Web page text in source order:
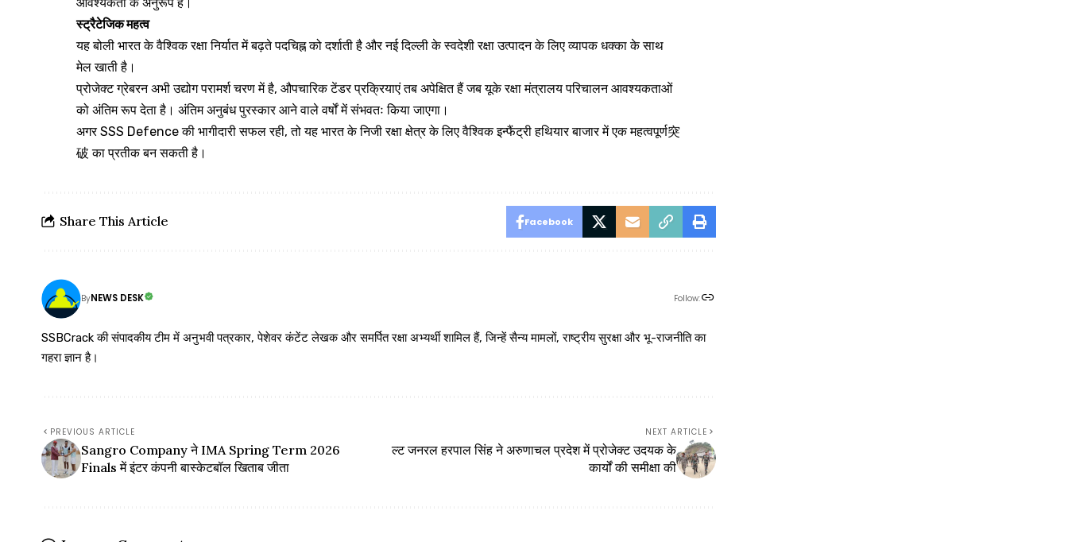
स्ट्रैटेजिक महत्व
यह बोली भारत के वैश्विक रक्षा निर्यात में बढ़ते पदचिह्न को दर्शाती है और नई दिल्ली के स्वदेशी रक्षा उत्पादन के लिए व्यापक धक्का के साथ
मेल खाती है।
प्रोजेक्ट ग्रेबरन अभी उद्योग परामर्श चरण में है, औपचारिक टेंडर प्रक्रियाएं तब अपेक्षित हैं जब यूके रक्षा मंत्रालय परिचालन आवश्यकताओं
को अंतिम रूप देता है। अंतिम अनुबंध पुरस्कार आने वाले वर्षों में संभवतः किया जाएगा।
अगर SSS Defence की भागीदारी सफल रही, तो यह भारत के निजी रक्षा क्षेत्र के लिए वैश्विक इन्फैंट्री हथियार बाजार में एक महत्वपूर्ण突
破 का प्रतीक बन सकती है।
Share This Article Facebook
ByNEWS DESK Follow:
SSBCrack की संपादकीय टीम में अनुभवी पत्रकार, पेशेवर कंटेंट लेखक और समर्पित रक्षा अभ्यर्थी शामिल हैं, जिन्हें सैन्य मामलों, राष्ट्रीय सुरक्षा और भू-राजनीति का
गहरा ज्ञान है।
PREVIOUS ARTICLE
Sangro Company ने IMA Spring Term 2026
Finals में इंटर कंपनी बास्केटबॉल खिताब जीता
NEXT ARTICLE
ल्ट जनरल हरपाल सिंह ने अरुणाचल प्रदेश में प्रोजेक्ट उदयक के
कार्यों की समीक्षा की